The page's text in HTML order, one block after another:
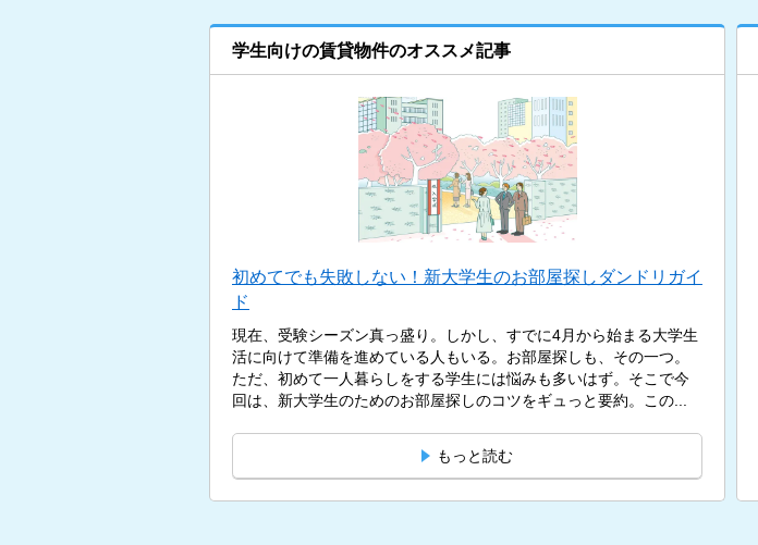
学生向けの賃貸物件のオススメ記事
初めてでも失敗しない！新大学生のお部屋探しダンドリガイ
ド
現在、受験シーズン真っ盛り。しかし、すでに4月から始まる大学生
活に向けて準備を進めている人もいる。お部屋探しも、その一つ。
ただ、初めて一人暮らしをする学生には悩みも多いはず。そこで今
回は、新大学生のためのお部屋探しのコツをギュっと要約。この...
もっと読む